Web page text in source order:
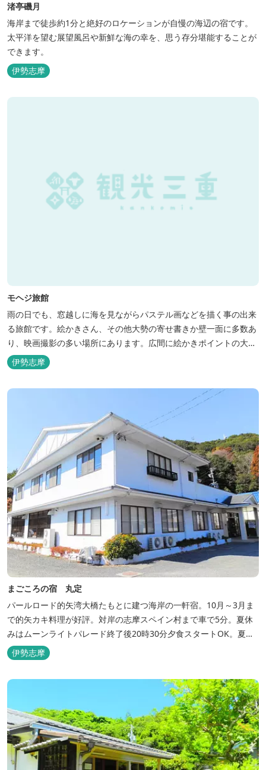
渚亭磯月
海岸まで徒歩約1分と絶好のロケーションが自慢の海辺の宿です。
太平洋を望む展望風呂や新鮮な海の幸を、思う存分堪能することが
できます。
伊勢志摩
モヘジ旅館
雨の日でも、窓越しに海を見ながらパステル画などを描く事の出来
る旅館です。絵かきさん、その他大勢の寄せ書きか壁一面に多数あ
り、映画撮影の多い場所にあります。広間に絵かきポイントの大地
図がありますので合宿の際などの打ち合わせも行えます。
伊勢志摩
まごころの宿 丸定
パールロード的矢湾大橋たもとに建つ海岸の一軒宿。10月～3月ま
で的矢カキ料理が好評。対岸の志摩スペイン村まで車で5分。夏休
みはムーンライトパレード終了後20時30分夕食スタートOK。夏ガ
キ6月～8月も好評。
伊勢志摩